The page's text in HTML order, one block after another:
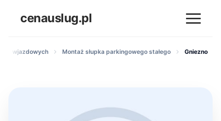
cenauslug.pl
wjazdowych Montaż słupka parkingowego stałego Gniezno